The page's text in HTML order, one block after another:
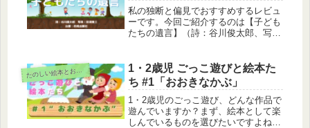
私の独断と偏見でおすすめするレビュ
ーです。今回ご紹介するのは【子ども
たちの遺言】（詩：谷川俊太郎、写
もたちの生命力に富んだ内容。一方
で、子どもを取り巻く、我々大人たち
に投げかけられているものは。
た
のしい絵本とおもちゃ
1・2歳児 ごっこ遊びと絵本た
ち #1「おおきなかぶ」
1・2歳児のごっこ遊び、どんな作品で
遊んでいますか？まず、絵本として楽
しんでいるものを選びたいですよね。